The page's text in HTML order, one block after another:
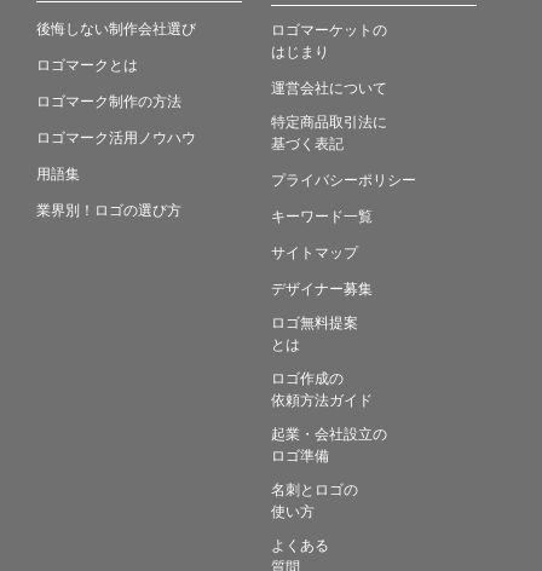
後悔しない制作会社選び
ロゴマークとは
ロゴマーク制作の方法
ロゴマーク活用ノウハウ
用語集
業界別！ロゴの選び方
ロゴマーケットの
はじまり
運営会社について
特定商品取引法に
基づく表記
プライバシーポリシー
キーワード一覧
サイトマップ
デザイナー募集
ロゴ無料提案
とは
ロゴ作成の
依頼方法ガイド
起業・会社設立の
ロゴ準備
名刺とロゴの
使い方
よくある
質問